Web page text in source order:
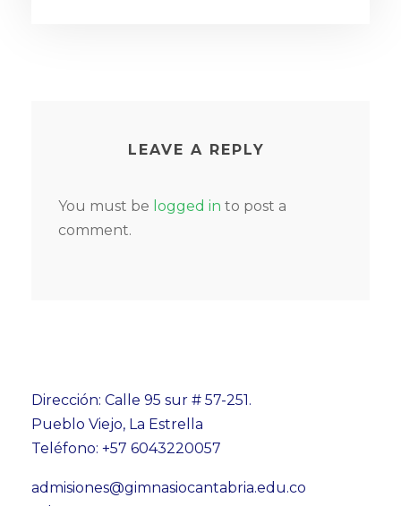
LEAVE A REPLY
You must be logged in to post a
comment.
Dirección: Calle 95 sur # 57-251.
Pueblo Viejo, La Estrella
Teléfono: +57 6043220057
admisiones@gimnasiocantabria.edu.co